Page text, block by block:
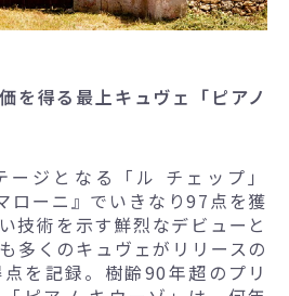
を得る最上キュヴェ「ピアノ
ジとなる「ル チェップ」
ローニ』でいきなり97点を獲
技術を示す鮮烈なデビューと
多くのキュヴェがリリースの
を記録。樹齢90年超のプリ